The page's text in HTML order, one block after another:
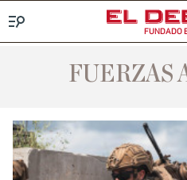
FUNDADO
FUERZAS